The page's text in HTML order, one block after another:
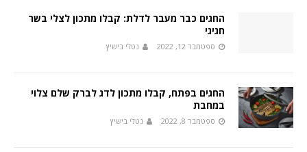
החגים כבר מעבר לדלת: קבלו מתכון לצלי בשר
חגיגי
ספטמבר 12, 2022 נטלי בישיץ
החגים בפתח, קבלו מתכון לדג לברק שלם צלוי
במחבת
ספטמבר 8, 2022 נטלי בישיץ